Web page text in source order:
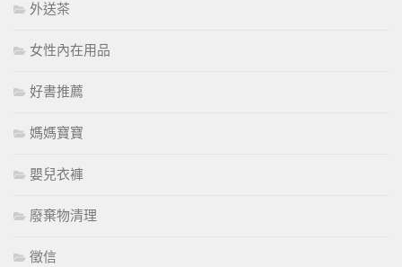
外送茶
女性內在用品
好書推薦
媽媽寶寶
嬰兒衣褲
廢棄物清理
徵信